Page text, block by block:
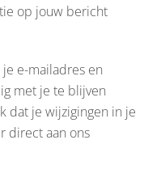
op jouw bericht
je e-mailadres en
met je te blijven
dat je wijzigingen in je
direct aan ons